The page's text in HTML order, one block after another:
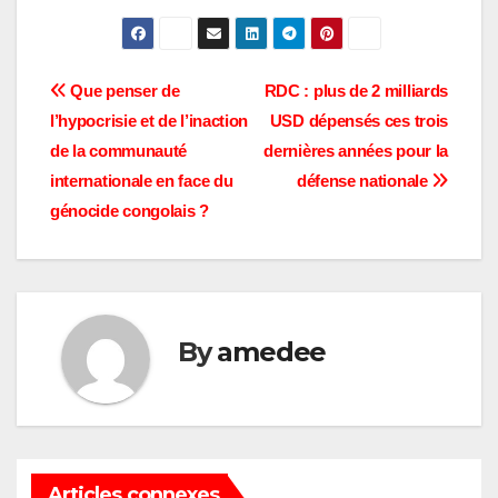
Navigation
de
l’article
RDC : plus de 2 milliards
USD dépensés ces trois
dernières années pour la
défense nationale
Que penser de
l’hypocrisie et de l’inaction
de la communauté
internationale en face du
génocide congolais ?
Byamedee